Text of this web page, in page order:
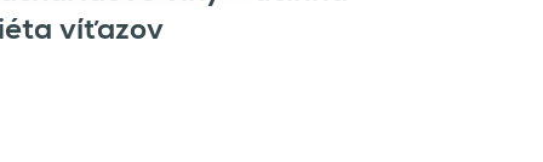
víťazov